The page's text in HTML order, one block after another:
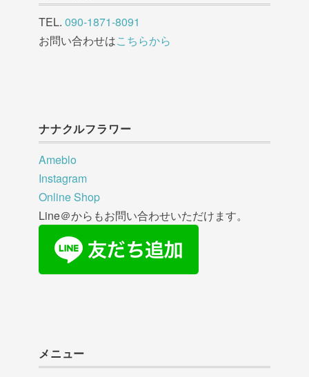
TEL. 090-1871-8091
お問い合わせはこちらから
ナナクルフラワー
Ameblo
Instagram
Online Shop
Line＠からもお問い合わせいただけます。
メニュー